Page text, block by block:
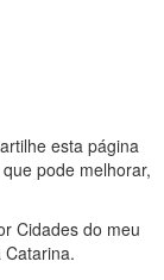
esta página
pode melhorar,
Cidades do meu
Catarina.